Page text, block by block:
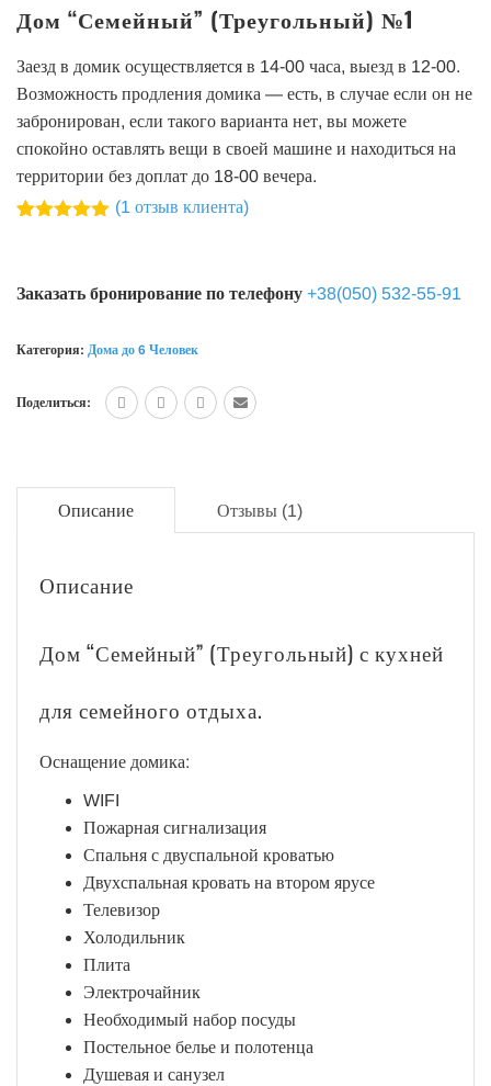
Дом “Семейный” (Треугольный) №1
Заезд в домик осуществляется в 14-00 часа, выезд в 12-00.
Возможность продления домика — есть, в случае если он не
забронирован, если такого варианта нет, вы можете
спокойно оставлять вещи в своей машине и находиться на
территории без доплат до 18-00 вечера.
опроса
пользователя
(1 отзыв клиента)
Заказать бронирование по телефону +38(050) 532-55-91
Категория: Дома до 6 Человек
Поделиться:
Описание Отзывы (1)
Описание
Дом “Семейный” (Треугольный) с кухней
для семейного отдыха.
Оснащение домика:
WIFI
Пожарная сигнализация
Спальня с двуспальной кроватью
Двухспальная кровать на втором ярусе
Телевизор
Холодильник
Плита
Электрочайник
Необходимый набор посуды
Постельное белье и полотенца
Душевая и санузел